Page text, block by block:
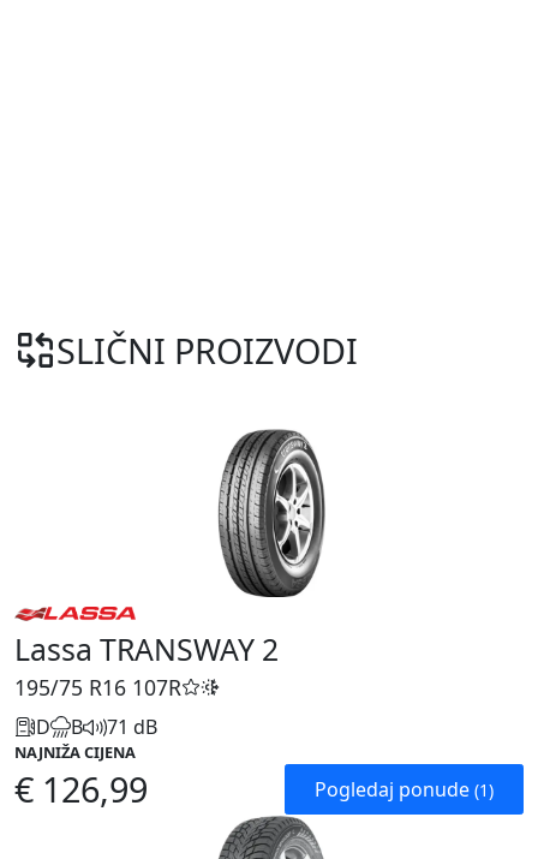
SLIČNI PROIZVODI
Lassa TRANSWAY 2
195/75 R16 107R
D B 71 dB
NAJNIŽA CIJENA
€ 126,99 Pogledaj ponude (1)